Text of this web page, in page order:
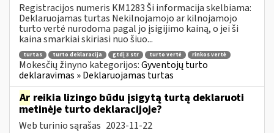
Registracijos numeris KM1283 Ši informacija skelbiama:
Deklaruojamas turtas Nekilnojamojo ar kilnojamojo
turto vertė nurodoma pagal jo įsigijimo kainą, o jei ši
kaina smarkiai skiriasi nuo šiuo...
turtas turto deklaracija gtdį 3 str turto vertė rinkos vertė
Mokesčių žinyno kategorijos:Gyventojų turto
deklaravimas » Deklaruojamas turtas
Ar reikia lizingo būdu įsigytą turtą deklaruoti
metinėje turto deklaracijoje?
Web turinio sąrašas 2023-11-22